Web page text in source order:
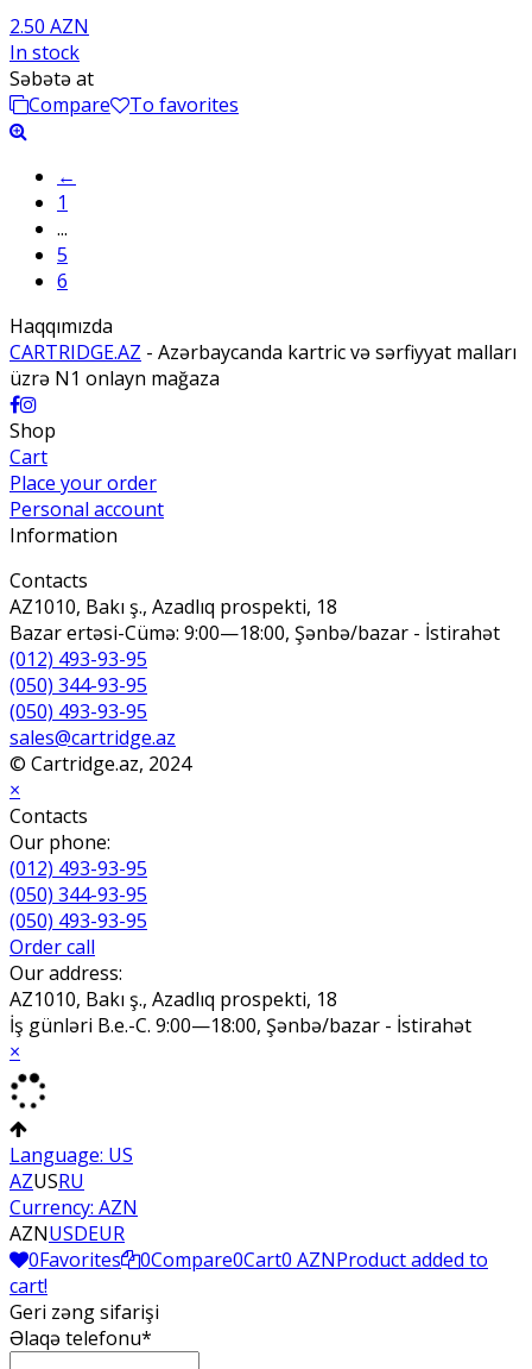
2.50 AZN
In stock
Səbətə at
Compare
To favorites
←
1
...
5
6
Haqqımızda
CARTRIDGE.AZ - Azərbaycanda kartric və sərfiyyat malları
üzrə N1 onlayn mağaza
Shop
Cart
Place your order
Personal account
Information
Contacts
AZ1010, Bakı ş., Azadlıq prospekti, 18
Bazar ertəsi-Cümə: 9:00—18:00, Şənbə/bazar - İstirahət
(012) 493-93-95
(050) 344-93-95
(050) 493-93-95
sales@cartridge.az
© Cartridge.az, 2024
×
Contacts
Our phone:
(012) 493-93-95
(050) 344-93-95
(050) 493-93-95
Order call
Our address:
AZ1010, Bakı ş., Azadlıq prospekti, 18
İş günləri B.e.-C. 9:00—18:00, Şənbə/bazar - İstirahət
×
Language: US
AZUSRU
Currency: AZN
AZNUSDEUR
0Favorites 0Compare0Cart0 AZNProduct added to
cart!
Geri zəng sifarişi
Əlaqə telefonu*